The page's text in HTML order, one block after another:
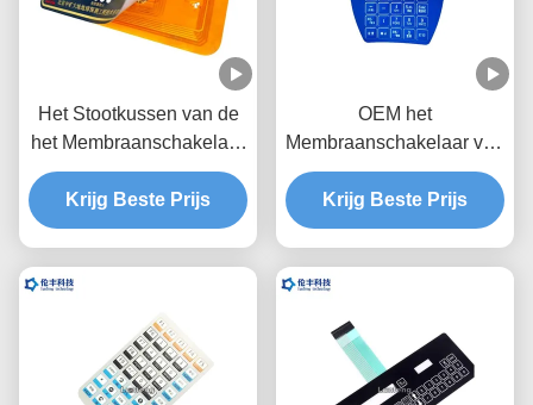
Het Stootkussen van de
het Membraanschakelaar
van de polyesterdouane
voor het Ontdekken van
Instrument
Krijg Beste Prijs
OEM het
Membraanschakelaar van
de Metaalkoepel, 1.0mm
de Koepel Tastbare
Schakelaar van het
Krijg Beste Prijs